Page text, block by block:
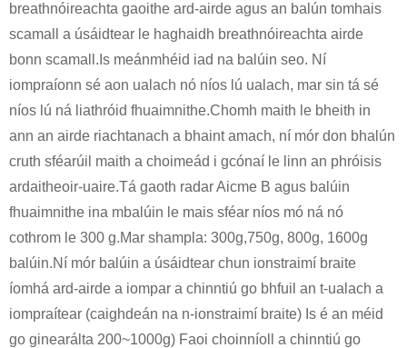
breathnóireachta gaoithe ard-airde agus an balún tomhais
scamall a úsáidtear le haghaidh breathnóireachta airde
bonn scamall.Is meánmhéid iad na balúin seo. Ní
iompraíonn sé aon ualach nó níos lú ualach, mar sin tá sé
níos lú ná liathróid fhuaimnithe.Chomh maith le bheith in
ann an airde riachtanach a bhaint amach, ní mór don bhalún
cruth sféarúil maith a choimeád i gcónaí le linn an phróisis
ardaitheoir-uaire.Tá gaoth radar Aicme B agus balúin
fhuaimnithe ina mbalúin le mais sféar níos mó ná nó
cothrom le 300 g.Mar shampla: 300g,750g, 800g, 1600g
balúin.Ní mór balúin a úsáidtear chun ionstraimí braite
íomhá ard-airde a iompar a chinntiú go bhfuil an t-ualach a
iompraítear (caighdeán na n-ionstraimí braite) Is é an méid
go ginearálta 200~1000g) Faoi choinníoll a chinntiú go